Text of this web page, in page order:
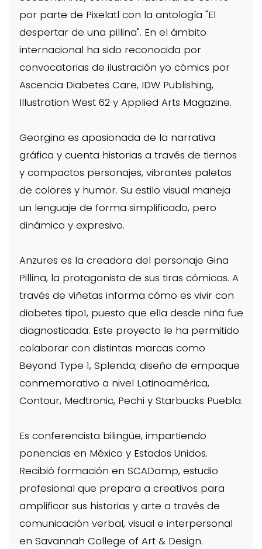
por parte de Pixelatl con la antología "El
despertar de una pillina". En el ámbito
internacional ha sido reconocida por
convocatorias de ilustración yo cómics por
Ascencia Diabetes Care, IDW Publishing,
Illustration West 62 y Applied Arts Magazine.
Georgina es apasionada de la narrativa
gráfica y cuenta historias a través de tiernos
y compactos personajes, vibrantes paletas
de colores y humor. Su estilo visual maneja
un lenguaje de forma simplificado, pero
dinámico y expresivo.
Anzures es la creadora del personaje Gina
Pillina, la protagonista de sus tiras cómicas. A
través de viñetas informa cómo es vivir con
diabetes tipo1, puesto que ella desde niña fue
diagnosticada. Este proyecto le ha permitido
colaborar con distintas marcas como
Beyond Type 1, Splenda; diseño de empaque
conmemorativo a nivel Latinoamérica,
Contour, Medtronic, Pechi y Starbucks Puebla.
Es conferencista bilingüe, impartiendo
ponencias en México y Estados Unidos.
Recibió formación en SCADamp, estudio
profesional que prepara a creativos para
amplificar sus historias y arte a través de
comunicación verbal, visual e interpersonal
en Savannah College of Art & Design.